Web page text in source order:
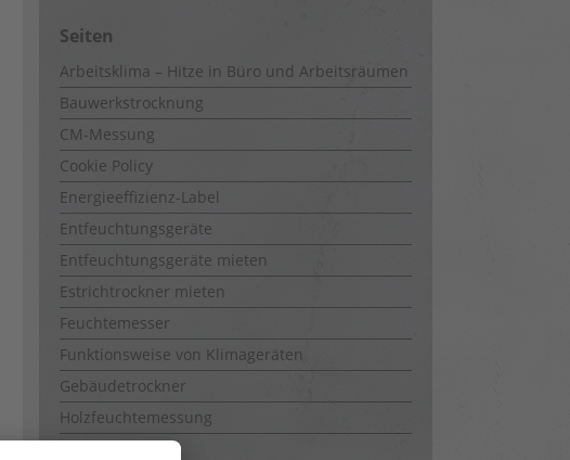
Seiten
Arbeitsklima – Hitze in Büro und Arbeitsräumen
Bauwerkstrocknung
CM-Messung
Cookie Policy
Energieeffizienz-Label
Entfeuchtungsgeräte
Entfeuchtungsgeräte mieten
Estrichtrockner mieten
Feuchtemesser
Funktionsweise von Klimageräten
Gebäudetrockner
Holzfeuchtemessung